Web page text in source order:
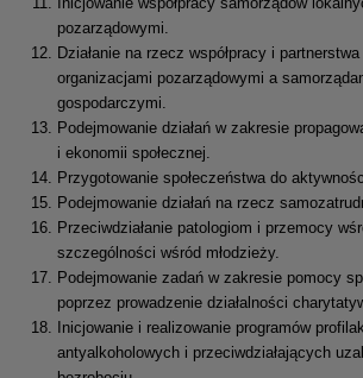
pozarządowymi.
Działanie na rzecz współpracy i
organizacjami pozarządowymi a
gospodarczymi.
Podejmowanie działań w zakresie
i ekonomii społecznej.
Przygotowanie społeczeństwa do
Podejmowanie działań na rzecz
Przeciwdziałanie patologiom i przemocy
szczególności wśród młodzieży.
Podejmowanie zadań w zakresie pomocy
poprzez prowadzenie działalności
Inicjowanie i realizowanie programów
antyalkoholowych i przeciwdziałających